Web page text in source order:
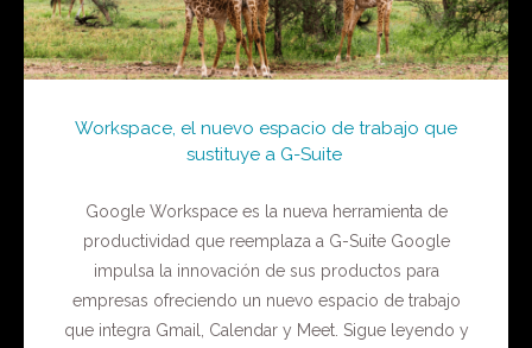
Workspace, el nuevo espacio de trabajo que
sustituye a G-Suite
Google Workspace es la nueva herramienta de
productividad que reemplaza a G-Suite Google
impulsa la innovación de sus productos para
empresas ofreciendo un nuevo espacio de trabajo
que integra Gmail, Calendar y Meet. Sigue leyendo y